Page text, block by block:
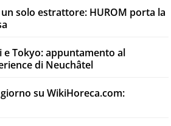
solo estrattore: HUROM porta la
Tokyo: appuntamento al
di Neuchâtel
su WikiHoreca.com: